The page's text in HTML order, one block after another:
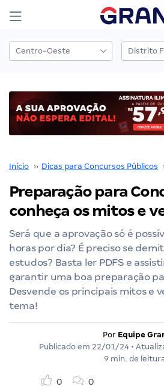
Início ›› Dicas para Concursos Públicos
Preparação para
conheça os mitos e
Será que a aprovação só é
horas por dia? É preciso se
estudos? Basta ler PDFS e
garantir uma boa preparação
Desvende os principais mitos e
tema!
Por Equipe
Publicado em 22/01/24 •
9 min. de
0 0